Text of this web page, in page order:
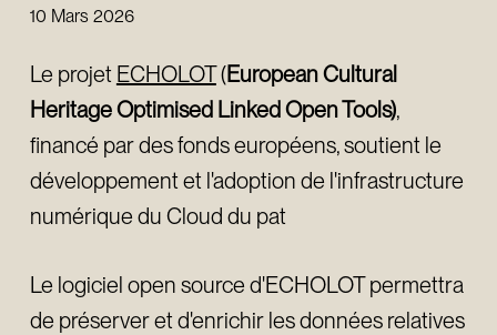
10 Mars 2026
Le projet ECHOLOT(European Cultural
Heritage Optimised Linked Open Tools),
financé par des fonds européens, soutient le
développement et l'adoption de l'infrastructure
numérique du Cloud du pat
Le logiciel open source d'ECHOLOT permettra
de préserver et d'enrichir les données relatives